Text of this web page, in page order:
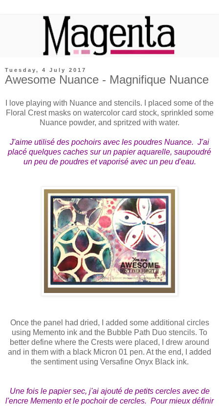
Tuesday, 4 July 2017
Awesome Nuance - Magnifique Nuance
I love playing with Nuance and stencils. I placed some of the
Floral Crest masks on watercolor card stock, sprinkled some
Nuance powder, and spritzed with water.
J'aime utilisé des pochoirs avec les poudres Nuance. J'ai
placé quelques caches sur un papier aquarelle, saupoudré
un peu de poudres et vaporisé avec un peu d'eau.
Once the panel had dried, I added some additional circles
using Memento ink and the Bubble Path Duo stencils. To
better define where the Crests were placed, I drew around
and in them with a black Micron 01 pen. At the end, I added
the sentiment using Versafine Onyx Black ink.
Une fois le papier sec, j'ai ajouté de petits cercles avec de
l'encre Memento et le pochoir de cercles. Pour mieux définir